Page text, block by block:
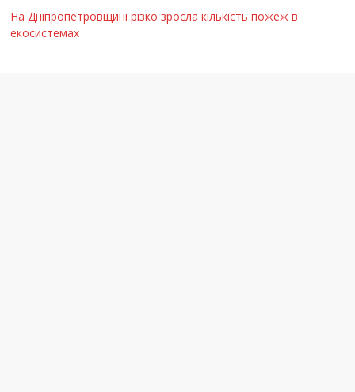
На Дніпропетровщині різко зросла кількість пожеж в
екосистемах